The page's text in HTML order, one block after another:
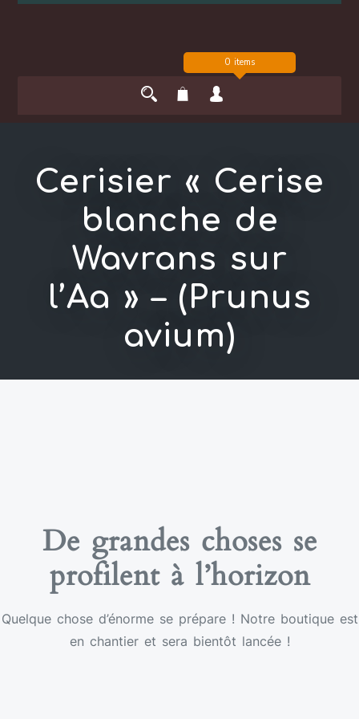
0 items
Cerisier « Cerise
blanche de
Wavrans sur
l’Aa » – (Prunus
avium)
De grandes choses se
profilent à l’horizon
Quelque chose d’énorme se prépare ! Notre boutique est
en chantier et sera bientôt lancée !